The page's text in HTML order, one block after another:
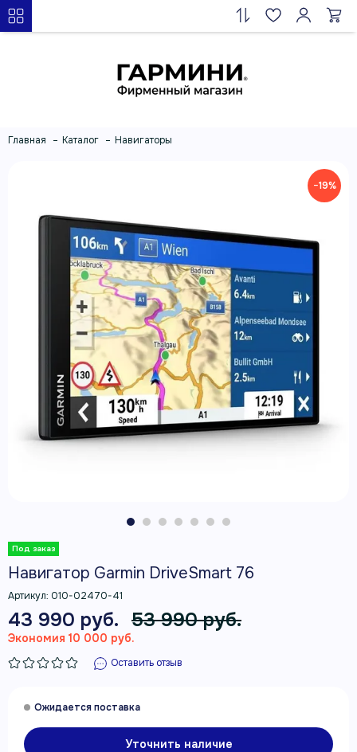
Главная Каталог Навигаторы
−19%
Навигатор Garmin DriveSmart 76
Артикул: 010-02470-41
43 990 руб. 53 990 руб.
Экономия 10 000 руб.
Оставить отзыв
Уточнить наличие